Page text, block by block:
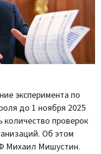
эксперимента по
до 1 ноября 2025
проверок
Об этом
Михаил Мишустин.